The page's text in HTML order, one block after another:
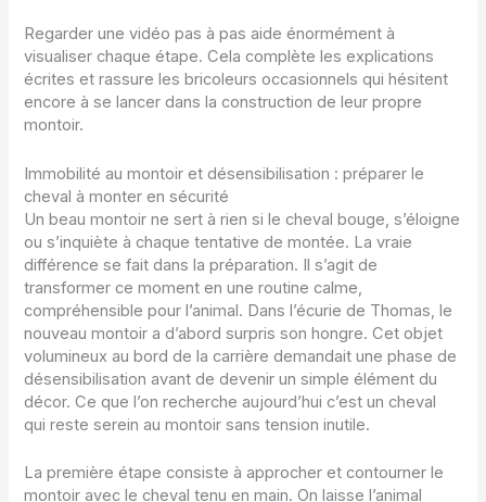
Regarder une vidéo pas à pas aide énormément à
visualiser chaque étape. Cela complète les explications
écrites et rassure les bricoleurs occasionnels qui hésitent
encore à se lancer dans la construction de leur propre
montoir.
Immobilité au montoir et désensibilisation : préparer le
cheval à monter en sécurité
Un beau montoir ne sert à rien si le cheval bouge, s’éloigne
ou s’inquiète à chaque tentative de montée. La vraie
différence se fait dans la préparation. Il s’agit de
transformer ce moment en une routine calme,
compréhensible pour l’animal. Dans l’écurie de Thomas, le
nouveau montoir a d’abord surpris son hongre. Cet objet
volumineux au bord de la carrière demandait une phase de
désensibilisation avant de devenir un simple élément du
décor. Ce que l’on recherche aujourd’hui c’est un cheval
qui reste serein au montoir sans tension inutile.
La première étape consiste à approcher et contourner le
montoir avec le cheval tenu en main. On laisse l’animal